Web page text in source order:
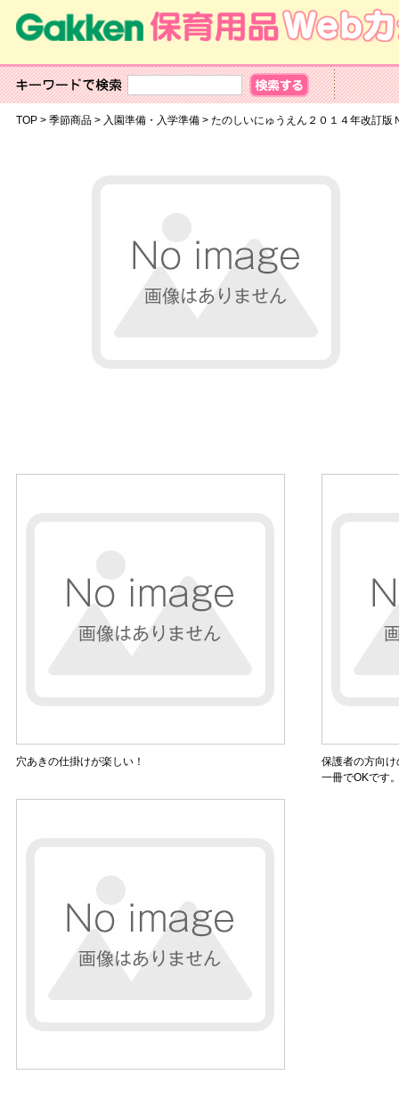
TOP> 季節商品> 入園準備・入学準備> たのしいにゅうえん２０１４年改訂版
穴あきの仕掛けが楽しい！
保護者の方向
一冊でOKです